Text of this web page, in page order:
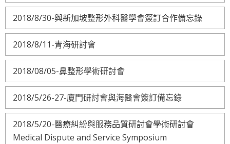
2018/8/30-與新加坡整形外科醫學會簽訂合作備忘錄
2018/8/11-青海研討會
2018/08/05-鼻整形學術研討會
2018/5/26-27-廈門研討會與海醫會簽訂備忘錄
2018/5/20-醫療糾紛與服務品質研討會學術研討會
Medical Dispute and Service Symposium